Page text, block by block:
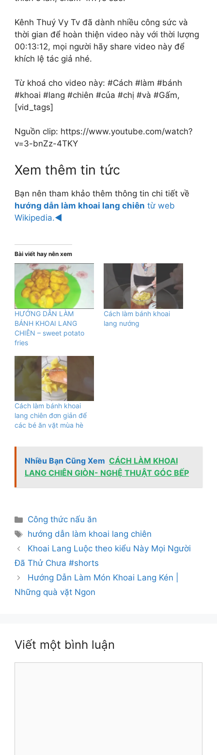
Kênh Thuý Vy Tv đã dành nhiều công sức và
thời gian để hoàn thiện video này với thời lượng
00:13:12, mọi người hãy share video này để
khích lệ tác giả nhé.
Từ khoá cho video này: #Cách #làm #bánh
#khoai #lang #chiên #của #chị #và #Gấm,
[vid_tags]
Nguồn clip: https://www.youtube.com/watch?
v=3-bnZz-4TKY
Xem thêm tin tức
Bạn nên tham khảo thêm thông tin chi tiết về
hướng dẫn làm khoai lang chiên từ web
Wikipedia.◄
Bài viết hay nên xem
HƯỚNG DẪN LÀM
BÁNH KHOAI LANG
CHIÊN – sweet potato
fries
Cách làm bánh khoai
lang nướng
Cách làm bánh khoai
lang chiên đơn giản để
các bé ăn vặt mùa hè
Nhiều Bạn Cũng Xem CÁCH LÀM KHOAI
LANG CHIÊN GIÒN- NGHỆ THUẬT GÓC BẾP
Danh
mục
Công thức nấu ăn
Thẻ
hướng dẫn làm khoai lang chiên
Khoai Lang Luộc theo kiểu Này Mọi Người
Đã Thử Chưa #shorts
Hướng Dẫn Làm Món Khoai Lang Kén |
Những quà vặt Ngon
Viết một bình luận